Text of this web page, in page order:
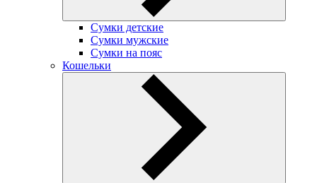
Сумки детские
Сумки мужские
Сумки на пояс
Кошельки